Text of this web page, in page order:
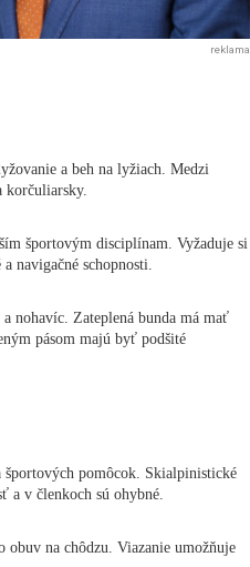
reklama
a beh na lyžiach. Medzi
športovým disciplínam. Vyžaduje si
navigačné schopnosti.
nohavíc. Zateplená bunda má mať
pásom majú byť podšité
pomôcok. Skialpinistické
v členkoch sú ohybné.
na chôdzu. Viazanie umožňuje